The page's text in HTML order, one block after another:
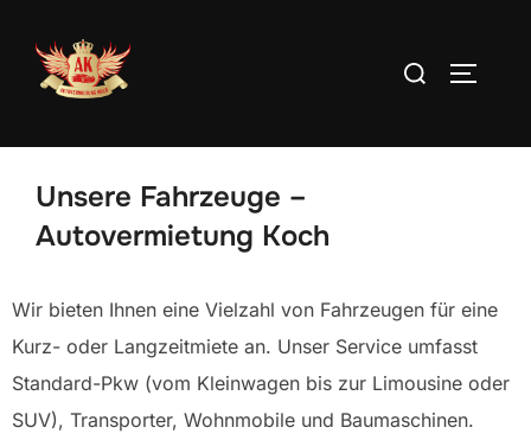
Unsere Fahrzeuge –
Autovermietung Koch
Wir bieten Ihnen eine Vielzahl von Fahrzeugen für eine
Kurz- oder Langzeitmiete an. Unser Service umfasst
Standard-Pkw (vom Kleinwagen bis zur Limousine oder
SUV), Transporter, Wohnmobile und Baumaschinen.